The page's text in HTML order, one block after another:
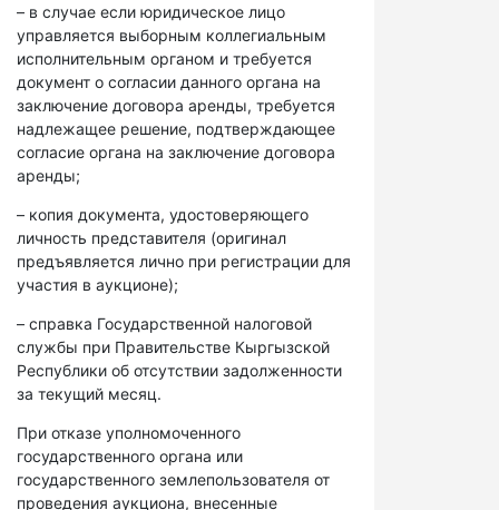
– в случае если юридическое лицо
управляется выборным коллегиальным
исполнительным органом и требуется
документ о согласии данного органа на
заключение договора аренды, требуется
надлежащее решение, подтверждающее
согласие органа на заключение договора
аренды;
– копия документа, удостоверяющего
личность представителя (оригинал
предъявляется лично при регистрации для
участия в аукционе);
– справка Государственной налоговой
службы при Правительстве Кыргызской
Республики об отсутствии задолженности
за текущий месяц.
При отказе уполномоченного
государственного органа или
государственного землепользователя от
проведения аукциона, внесенные